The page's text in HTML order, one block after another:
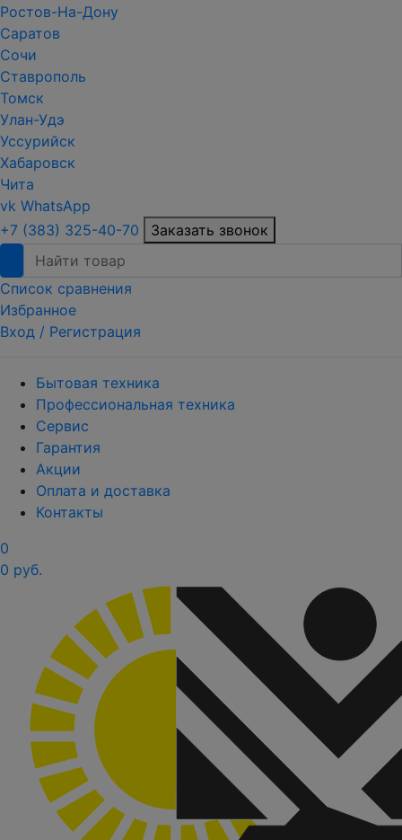
Ростов-На-Дону
Саратов
Сочи
Ставрополь
Томск
Улан-Удэ
Уссурийск
Хабаровск
Чита
vk WhatsApp
+7 (383) 325-40-70
Заказать звонок
Список сравнения
Избранное
Вход / Регистрация
Бытовая техника
Профессиональная техника
Сервис
Гарантия
Акции
Оплата и доставка
Контакты
0
0 руб.